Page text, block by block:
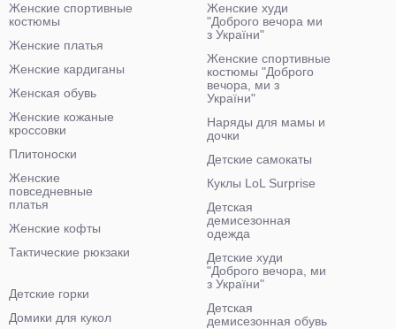
Женские спортивные
костюмы
Женские платья
Женские кардиганы
Женская обувь
Женские кожаные
кроссовки
Плитоноски
Женские
повседневные
платья
Женские кофты
Тактические рюкзаки
Женские худи
"Доброго вечора ми
з України"
Женские спортивные
костюмы "Доброго
вечора, ми з
України"
Наряды для мамы и
дочки
Детские самокаты
Куклы LoL Surprise
Детская
демисезонная
одежда
Детские худи
"Доброго вечора, ми
з України"
Детская
демисезонная обувь
Детские горки
Домики для кукол